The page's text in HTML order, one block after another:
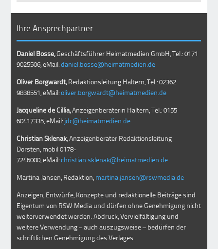
Ihre Ansprechpartner
Daniel Bosse,Geschäftsführer Heimatmedien GmbH, Tel.: 0171
9025506, eMail:daniel.bosse@heimatmedien.de
Oliver Borgwardt,Redaktionsleitung Haltern, Tel.: 02362
9838551, eMail:oliver.borgwardt@heimatmedien.de
Jacqueline de Cillia,Anzeigenberaterin Haltern, Tel.: 0155
60417335, eMail: jdc@heimatmedien.de
Christian Sklenak, Anzeigenberater Redaktionsleitung
Dorsten, mobil0178-
7246000, eMail:christian.sklenak@heimatmedien.de
Martina Jansen, Redaktion, martina.jansen@rswmedia.de
Anzeigen, Entwürfe, Konzepte und redaktionelle Beiträge sind
Eigentum von RSW Media und dürfen ohne Genehmigung nicht
weiterverwendet werden. Abdruck, Vervielfältigung und
weitere Verwendung – auch auszugsweise – bedürfen der
schriftlichen Genehmigung des Verlages.